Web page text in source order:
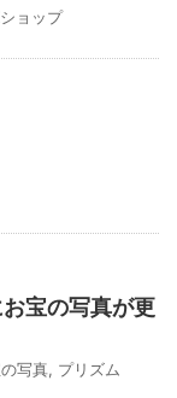
ョップ
宝の写真が更
写真, プリズム